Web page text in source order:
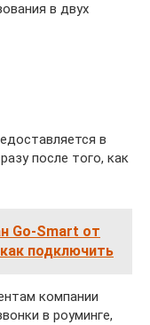
в двух
в
после того, как
Go-Smart от
подключить
компании
в роуминге,